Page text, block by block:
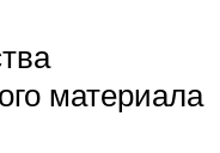
материала